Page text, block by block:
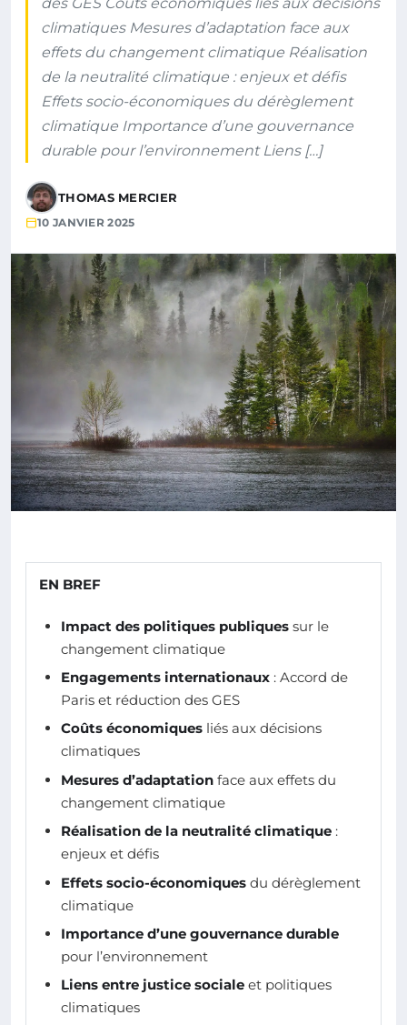
climatiques Mesures d’adaptation face aux
effets du changement climatique Réalisation
de la neutralité climatique : enjeux et défis
Effets socio-économiques du dérèglement
climatique Importance d’une gouvernance
durable pour l’environnement Liens […]
THOMAS MERCIER
10 JANVIER 2025
EN BREF
Impact des politiques publiques sur le
changement climatique
Engagements internationaux : Accord de
Paris et réduction des GES
Coûts économiques liés aux décisions
climatiques
Mesures d’adaptation face aux effets du
changement climatique
Réalisation de la neutralité climatique :
enjeux et défis
Effets socio-économiques du dérèglement
climatique
Importance d’une gouvernance durable
pour l’environnement
Liens entre justice sociale et politiques
climatiques